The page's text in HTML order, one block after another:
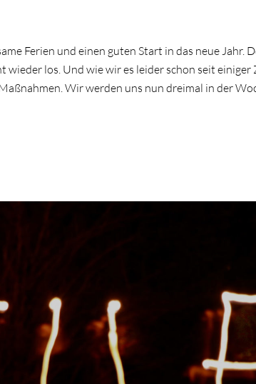
Ferien und einen guten Start in das neue Jahr.
wieder los. Und wie wir es leider schon seit
Wir werden uns nun dreimal in der